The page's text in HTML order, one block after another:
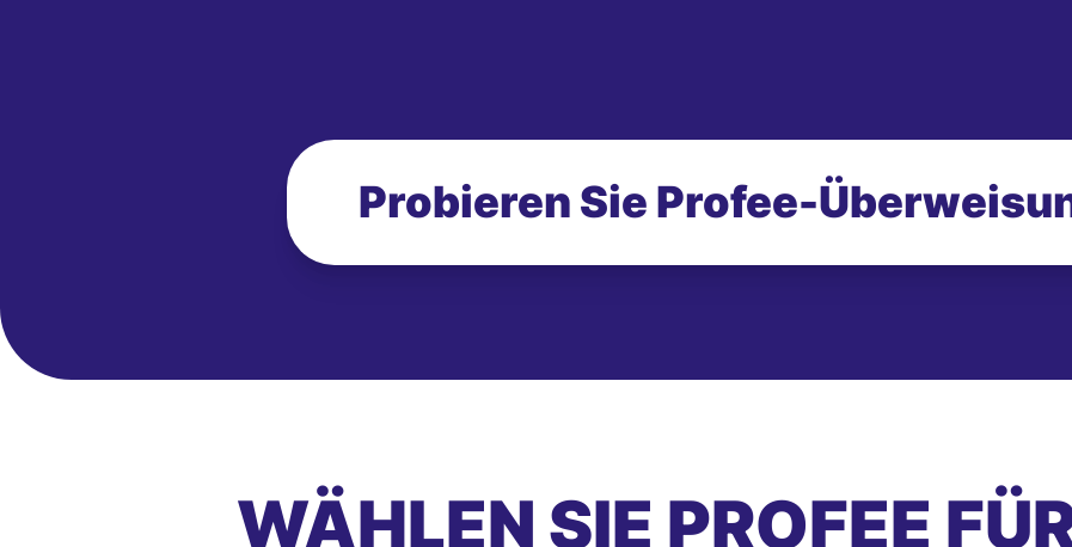
Probieren Sie Profee-
WÄHLEN SIE PROFEE